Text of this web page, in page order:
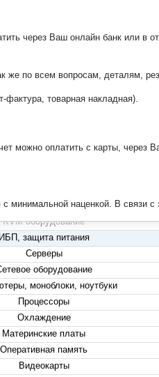
через Ваш онлайн банк или в
по всем вопросам, деталям,
товарная накладная).
можно оплатить с карты, через
минимальной наценкой. В
(495) 223-13-47
KVM оборудование
ИБП, защита питания
Серверы
оборудование
моноблоки, ноутбуки
Процессоры
Охлаждение
Материнские платы
Оперативная память
Видеокарты